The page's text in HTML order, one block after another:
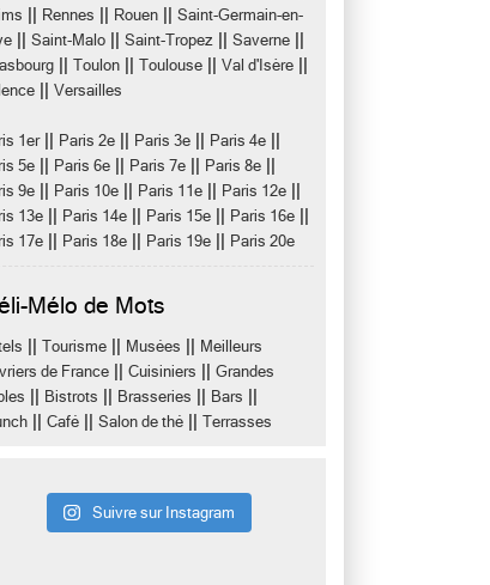
Rennes Rouen
Saint-Germain-en-
Saint-Malo Saint-Tropez Saverne
Toulon Toulouse Val d'Isère
Versailles
1er|| Paris 2e Paris 3e Paris 4e
5e Paris 6e Paris 7e Paris 8e
9e Paris 10e Paris 11e Paris 12e
13e Paris 14e Paris 15e Paris 16e
17e Paris 18e Paris 19e Paris 20e
Mélo de Mots
Tourisme Musées
Meilleurs
de France
Cuisiniers
Grandes
Bistrots Brasseries Bars
Café Salon de thé Terrasses
Suivre sur Instagram